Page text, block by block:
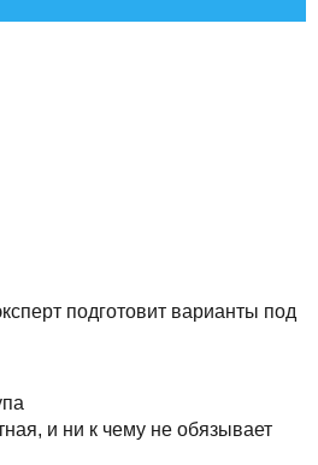
подготовит варианты под
и ни к чему не обязывает